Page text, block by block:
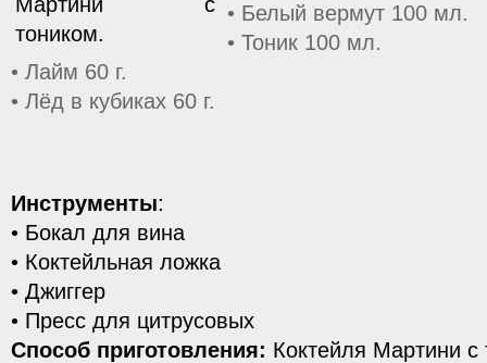
• Белый вермут 100 мл.
• Тоник 100 мл.
• Лайм 60 г.
• Лёд в кубиках 60 г.
Инструменты:
• Бокал для вина
• Коктейльная ложка
• Джиггер
• Пресс для цитрусовых
Способ приготовления: Коктейля Мартини с